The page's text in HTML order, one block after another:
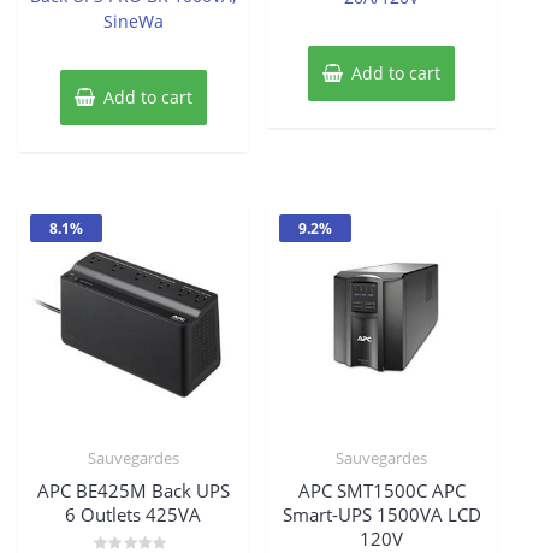
was:
SineWa
Add to cart
Add to cart
8.1%
Sauvegardes
APC BE425M Back UPS
6 Outlets 425VA
9.2%
Sauvegardes
APC SMT1500C APC
Smart-UPS 1500VA LCD
120V